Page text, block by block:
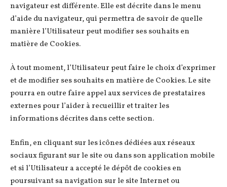
navigateur est différente. Elle est décrite dans le menu
d’aide du navigateur, qui permettra de savoir de quelle
manière l’Utilisateur peut modifier ses souhaits en
matière de Cookies.
À tout moment, l’Utilisateur peut faire le choix d’exprimer
et de modifier ses souhaits en matière de Cookies. Le site
pourra en outre faire appel aux services de prestataires
externes pour l’aider à recueillir et traiter les
informations décrites dans cette section.
Enfin, en cliquant sur les icônes dédiées aux réseaux
sociaux figurant sur le site ou dans son application mobile
et si l’Utilisateur a accepté le dépôt de cookies en
poursuivant sa navigation sur le site Internet ou